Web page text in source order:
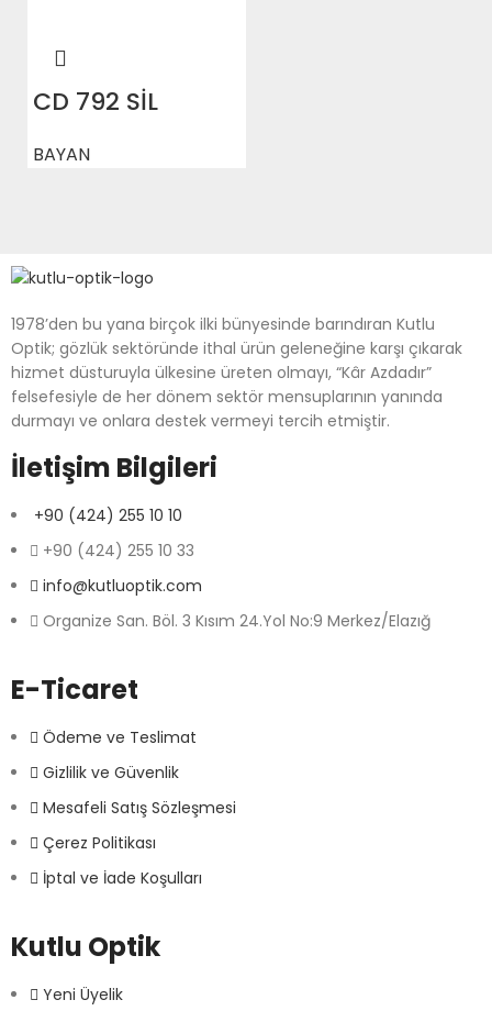
CD 792 SİL
BAYAN
1978’den bu yana birçok ilki bünyesinde barındıran Kutlu
Optik; gözlük sektöründe ithal ürün geleneğine karşı çıkarak
hizmet düsturuyla ülkesine üreten olmayı, “Kâr Azdadır”
felsefesiyle de her dönem sektör mensuplarının yanında
durmayı ve onlara destek vermeyi tercih etmiştir.
İletişim Bilgileri
+90 (424) 255 10 10
+90 (424) 255 10 33
info@kutluoptik.com
Organize San. Böl. 3 Kısım 24.Yol No:9 Merkez/Elazığ
E-Ticaret
Ödeme ve Teslimat
Gizlilik ve Güvenlik
Mesafeli Satış Sözleşmesi
Çerez Politikası
İptal ve İade Koşulları
Kutlu Optik
Yeni Üyelik